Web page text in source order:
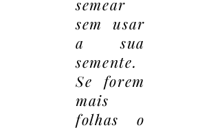
semear
sem usar
a sua
semente.
Se forem
mais
folhas o